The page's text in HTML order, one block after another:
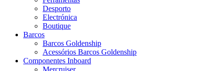
Desporto
Electrónica
Boutique
Barcos
Barcos Goldenship
Acessórios Barcos Goldenship
Componentes Inboard